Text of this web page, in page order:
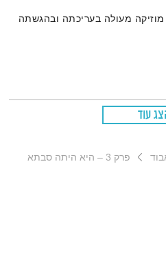
מעולה בעריכתה ובהגשתה
עוד
פרק 3 – היא היתה סבתא